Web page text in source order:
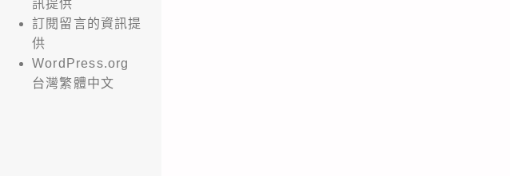
訊提供
訂閱留言的資訊提
供
WordPress.org
台灣繁體中文